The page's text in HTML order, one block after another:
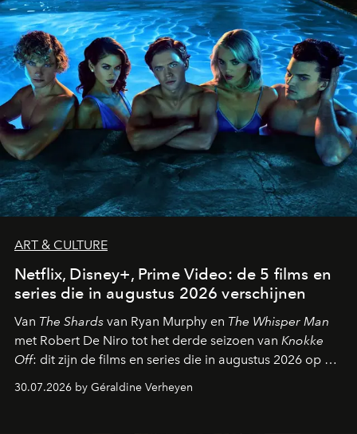
ART & CULTURE
Netflix, Disney+, Prime Video: de 5 films en
series die in augustus 2026 verschijnen
Van The Shards van Ryan Murphy en The Whisper Man
met Robert De Niro tot het derde seizoen van Knokke
Off: dit zijn de films en series die in augustus 2026 op de
30.07.2026 by Géraldine Verheyen